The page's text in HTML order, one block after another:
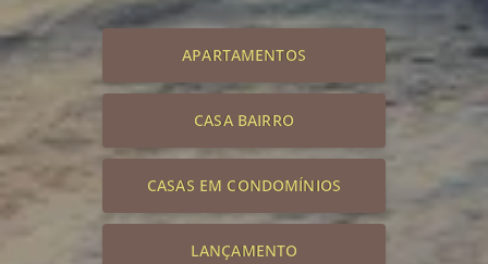
APARTAMENTOS
CASA BAIRRO
CASAS EM CONDOMÍNIOS
LANÇAMENTO